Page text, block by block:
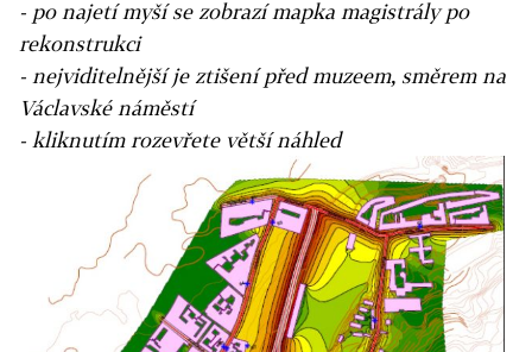
- po najetí myší se zobrazí mapka magistrály po
rekonstrukci
- nejviditelnější je ztišení před muzeem, směrem na
Václavské náměstí
- kliknutím rozevřete větší náhled